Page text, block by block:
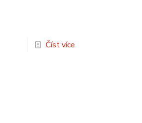
Číst více